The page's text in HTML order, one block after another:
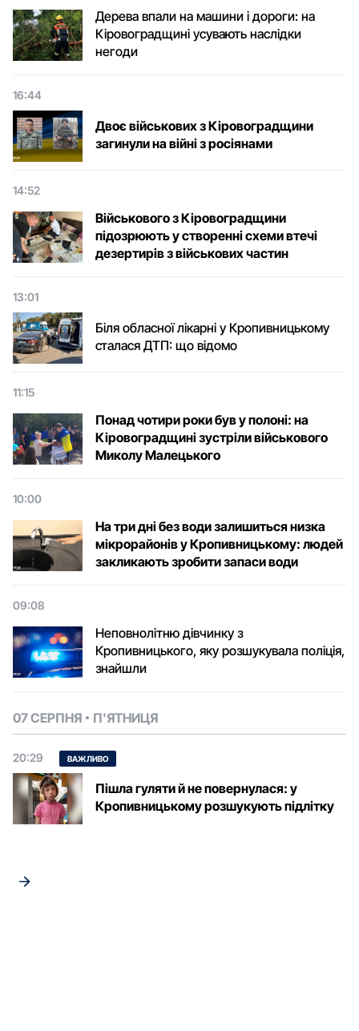
Дерева впали на машини і дороги: на
Кіровоградщині усувають наслідки
негоди
16:44
Двоє військових з Кіровоградщини
загинули на війні з росіянами
14:52
Військового з Кіровоградщини
підозрюють у створенні схеми втечі
дезертирів з військових частин
13:01
Біля обласної лікарні у Кропивницькому
сталася ДТП: що відомо
11:15
Понад чотири роки був у полоні: на
Кіровоградщині зустріли військового
Микoлу Малецькoгo
10:00
На три дні без води залишиться низка
мікрорайонів у Кропивницькому: людей
закликають зробити запаси води
09:08
Неповнолітню дівчинку з
Кропивницького, яку розшукувала поліція,
знайшли
07 СЕРПНЯ П'ЯТНИЦЯ
20:29 ВАЖЛИВО
Пішла гуляти й не повернулася: у
Кропивницькому розшукують підлітку